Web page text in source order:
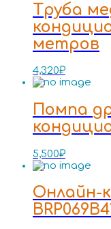
Труба
метров
4,320₽
Помпа
5,500₽
Онлайн-